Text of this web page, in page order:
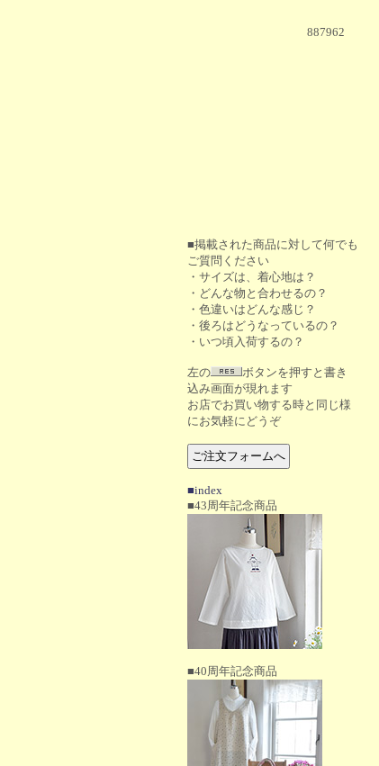
887962
■掲載された商品に対して何でも
ご質問ください
・サイズは、着心地は？
・どんな物と合わせるの？
・色違いはどんな感じ？
・後ろはどうなっているの？
・いつ頃入荷するの？
左の
ボタンを押すと書き
込み画面が現れます
お店でお買い物する時と同じ様
にお気軽にどうぞ
■index
■43周年記念商品
■40周年記念商品